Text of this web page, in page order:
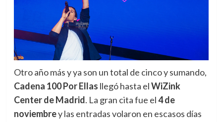
Otro año más y ya son un total de cinco y sumando,
Cadena 100 Por Ellas llegó hasta elWiZink
Center de Madrid. La gran cita fue el4 de
noviembrey las entradas volaron en escasos días